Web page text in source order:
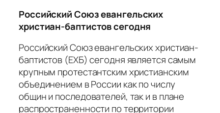
Российский Союз евангельских
христиан-баптистов сегодня
Российский Союз евангельских христиан-
баптистов (ЕХБ) сегодня является самым
крупным протестантским христианским
объединением в России как по числу
общин и последователей, так и в плане
распространенности по территории